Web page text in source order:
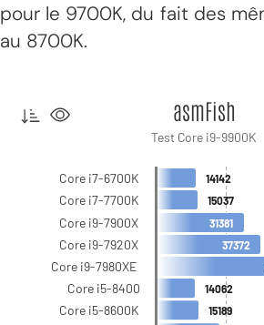
pour le 9700K, du fait des
au 8700K.